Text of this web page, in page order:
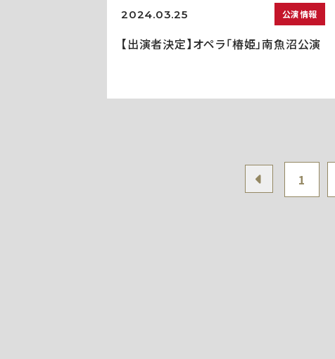
2024.03.25 公演情報
【出演者決定】オペラ「椿姫」南魚沼公演
1